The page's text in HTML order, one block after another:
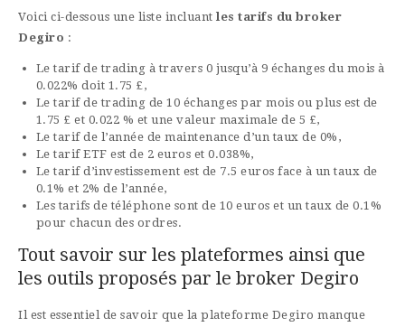
Voici ci-dessous une liste incluant les tarifs du broker
Degiro :
Le tarif de trading à travers 0 jusqu’à 9 échanges du mois à
0.022% doit 1.75 £,
Le tarif de trading de 10 échanges par mois ou plus est de
1.75 £ et 0.022 % et une valeur maximale de 5 £,
Le tarif de l’année de maintenance d’un taux de 0%,
Le tarif ETF est de 2 euros et 0.038%,
Le tarif d’investissement est de 7.5 euros face à un taux de
0.1% et 2% de l’année,
Les tarifs de téléphone sont de 10 euros et un taux de 0.1%
pour chacun des ordres.
Tout savoir sur les plateformes ainsi que
les outils proposés par le broker Degiro
Il est essentiel de savoir que la plateforme Degiro manque